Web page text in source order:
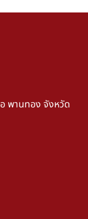
พานทอง จังหวัด